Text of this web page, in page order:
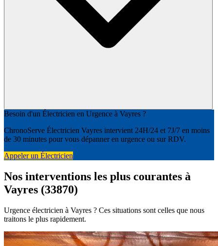
Besoin d'un Électricien en Urgence à Vayres ?
ChronoServe Électricien Vayres intervient 24H/24 et 7J/7 en moins
de 30 minutes pour vous dépanner en urgence ou sur RDV.
Appeler un Électricien
Nos interventions les plus courantes à
Vayres (33870)
Urgence électricien à Vayres ? Ces situations sont celles que nous
traitons le plus rapidement.